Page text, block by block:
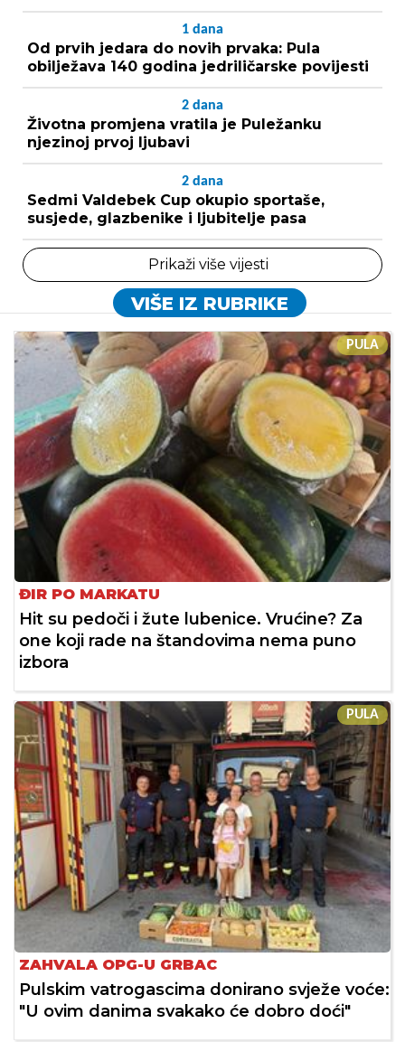
1 dana
Od prvih jedara do novih prvaka: Pula
obilježava 140 godina jedriličarske povijesti
2 dana
Životna promjena vratila je Puležanku
njezinoj prvoj ljubavi
2 dana
Sedmi Valdebek Cup okupio sportaše,
susjede, glazbenike i ljubitelje pasa
Prikaži više vijesti
VIŠE IZ RUBRIKE
PULA
ĐIR PO MARKATU
Hit su pedoči i žute lubenice. Vrućine? Za
one koji rade na štandovima nema puno
izbora
PULA
ZAHVALA OPG-U GRBAC
Pulskim vatrogascima donirano svježe voće:
"U ovim danima svakako će dobro doći"